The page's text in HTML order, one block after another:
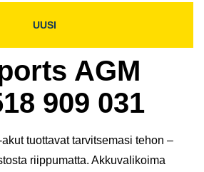
UUSI
AGM
909 031
tuottavat tarvitsemasi tehon –
riippumatta. Akkuvalikoima